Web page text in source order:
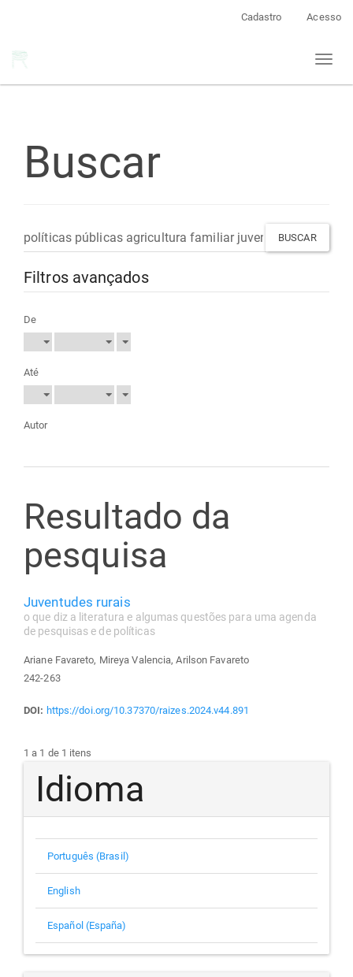
Cadastro Acesso
Toggle
Buscar
Pesquisar
termo
Filtros avançados
De
Até
Autor
Resultado da
pesquisa
Juventudes rurais
o que diz a literatura e algumas questões para uma agenda
de pesquisas e de políticas
Ariane Favareto, Mireya Valencia, Arilson Favareto
242-263
DOI: https://doi.org/10.37370/raizes.2024.v44.891
1 a 1 de 1 itens
Idioma
Português (Brasil)
English
Español (España)